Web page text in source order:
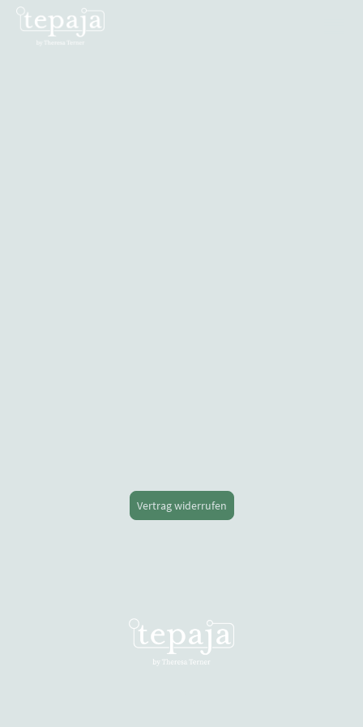
Vertrag widerrufen